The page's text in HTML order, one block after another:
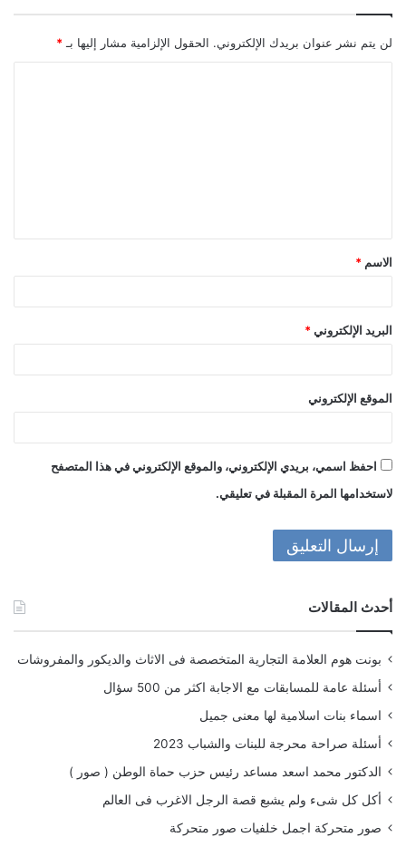
لن يتم نشر عنوان بريدك الإلكتروني. الحقول الإلزامية مشار إليها بـ *
ق
*
الاسم *
البريد الإلكتروني *
الموقع الإلكتروني
احفظ اسمي، بريدي الإلكتروني، والموقع الإلكتروني في هذا المتصفح
لاستخدامها المرة المقبلة في تعليقي.
أحدث المقالات
بونت هوم العلامة التجارية المتخصصة فى الاثاث والديكور والمفروشات
أسئلة عامة للمسابقات مع الاجابة اكثر من 500 سؤال
اسماء بنات اسلامية لها معنى جميل
أسئلة صراحة محرجة للبنات والشباب 2023
الدكتور محمد اسعد مساعد رئيس حزب حماة الوطن ( صور )
أكل كل شىء ولم يشبع قصة الرجل الاغرب فى العالم
صور متحركة اجمل خلفيات صور متحركة